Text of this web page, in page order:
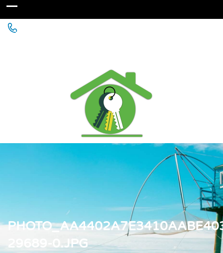
29689-0.JPG